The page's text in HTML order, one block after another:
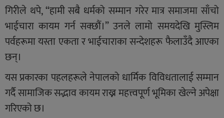
गिरीले थपे, “हामी सबै धर्मको सम्मान गरेर मात्र समाजमा साँचो
भाईचारा कायम गर्न सक्छौं।” उनले लामो समयदेखि मुस्लिम
पर्वहरूमा यस्ता एकता र भाईचाराका सन्देशहरू फैलाउँदै आएका
छन्।
यस प्रकारका पहलहरूले नेपालको धार्मिक विविधतालाई सम्मान
गर्दै सामाजिक सद्भाव कायम राख्न महत्त्वपूर्ण भूमिका खेल्ने अपेक्षा
गरिएको छ।